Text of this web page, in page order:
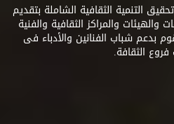
التنمية الثقافية الشاملة بتقديم
والمراكز الثقافية والفنية
بدعم شباب الفنانين والأدباء فى
الثقافة.